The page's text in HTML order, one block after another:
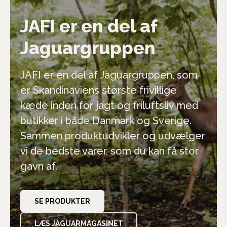
JAFI er en del af
Jaguargruppen
JAFI er en del af Jaguargruppen, som
er Skandinaviens største frivillige
kæde inden for jagt og friluftsliv med
butikker i både Danmark og Sverige.
Sammen produktudvikler og udvælger
vi de bedste varer, som du kan få stor
gavn af.
SE PRODUKTER
LÆS JAGUARMAGASINET
10% rabat
15% rabat
Ingen gevinst
15% rabat
10% rabat
Ingen gevinst
fornavn
Når du har spinnet og tilmeldt dig, stiller vi dig et par